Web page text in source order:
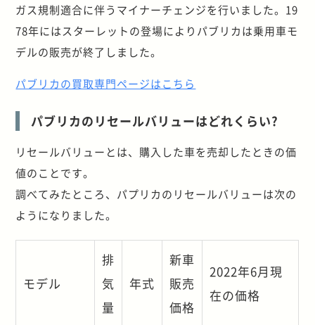
ガス規制適合に伴うマイナーチェンジを行いました。19
78年にはスターレットの登場によりパブリカは乗用車モ
デルの販売が終了しました。
パブリカの買取専門ページはこちら
パブリカのリセールバリューはどれくらい?
リセールバリューとは、購入した車を売却したときの価
値のことです。
調べてみたところ、パプリカのリセールバリューは次の
ようになりました。
モデル
排
気
量
年式
新車
販売
価格
2022年6月現
在の価格